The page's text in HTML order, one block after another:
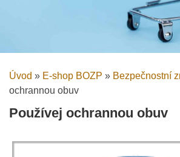
Úvod » E-shop BOZP » Bezpečnostní
ochrannou obuv
Používej ochrannou obuv